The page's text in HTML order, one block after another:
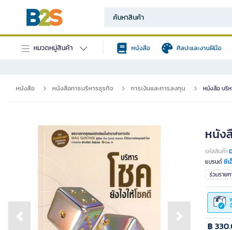
หมวดหมู่สินค้า หนังสือ ศิลปะและงานฝีมือ
หนังสือ หนังสือการบริหารธุรกิจ การเงินและการลงทุน หนังสือ บริห
Previous slide Next slide
หนัง
รหัสสินค้า
แบรนด์ซี
ร่วมราย
฿